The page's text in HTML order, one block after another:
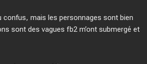
confus, mais les personnages sont bien
sont des vagues fb2 m’ont submergé et